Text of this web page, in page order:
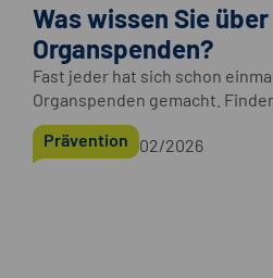
Was wissen Sie über
Organspenden?
Fast jeder hat sich schon
Organspenden gemacht.
Ihre Kenntnisse sind.
Prävention 02/2026